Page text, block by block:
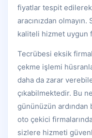
fiyatlar tespit
aracınızdan
kaliteli hizmet uygun
Tecrübesi eksik
çekme işlemi
daha da zarar
çıkabilmektedir. Bu
gününüzün
oto çekici
sizlere hizmeti